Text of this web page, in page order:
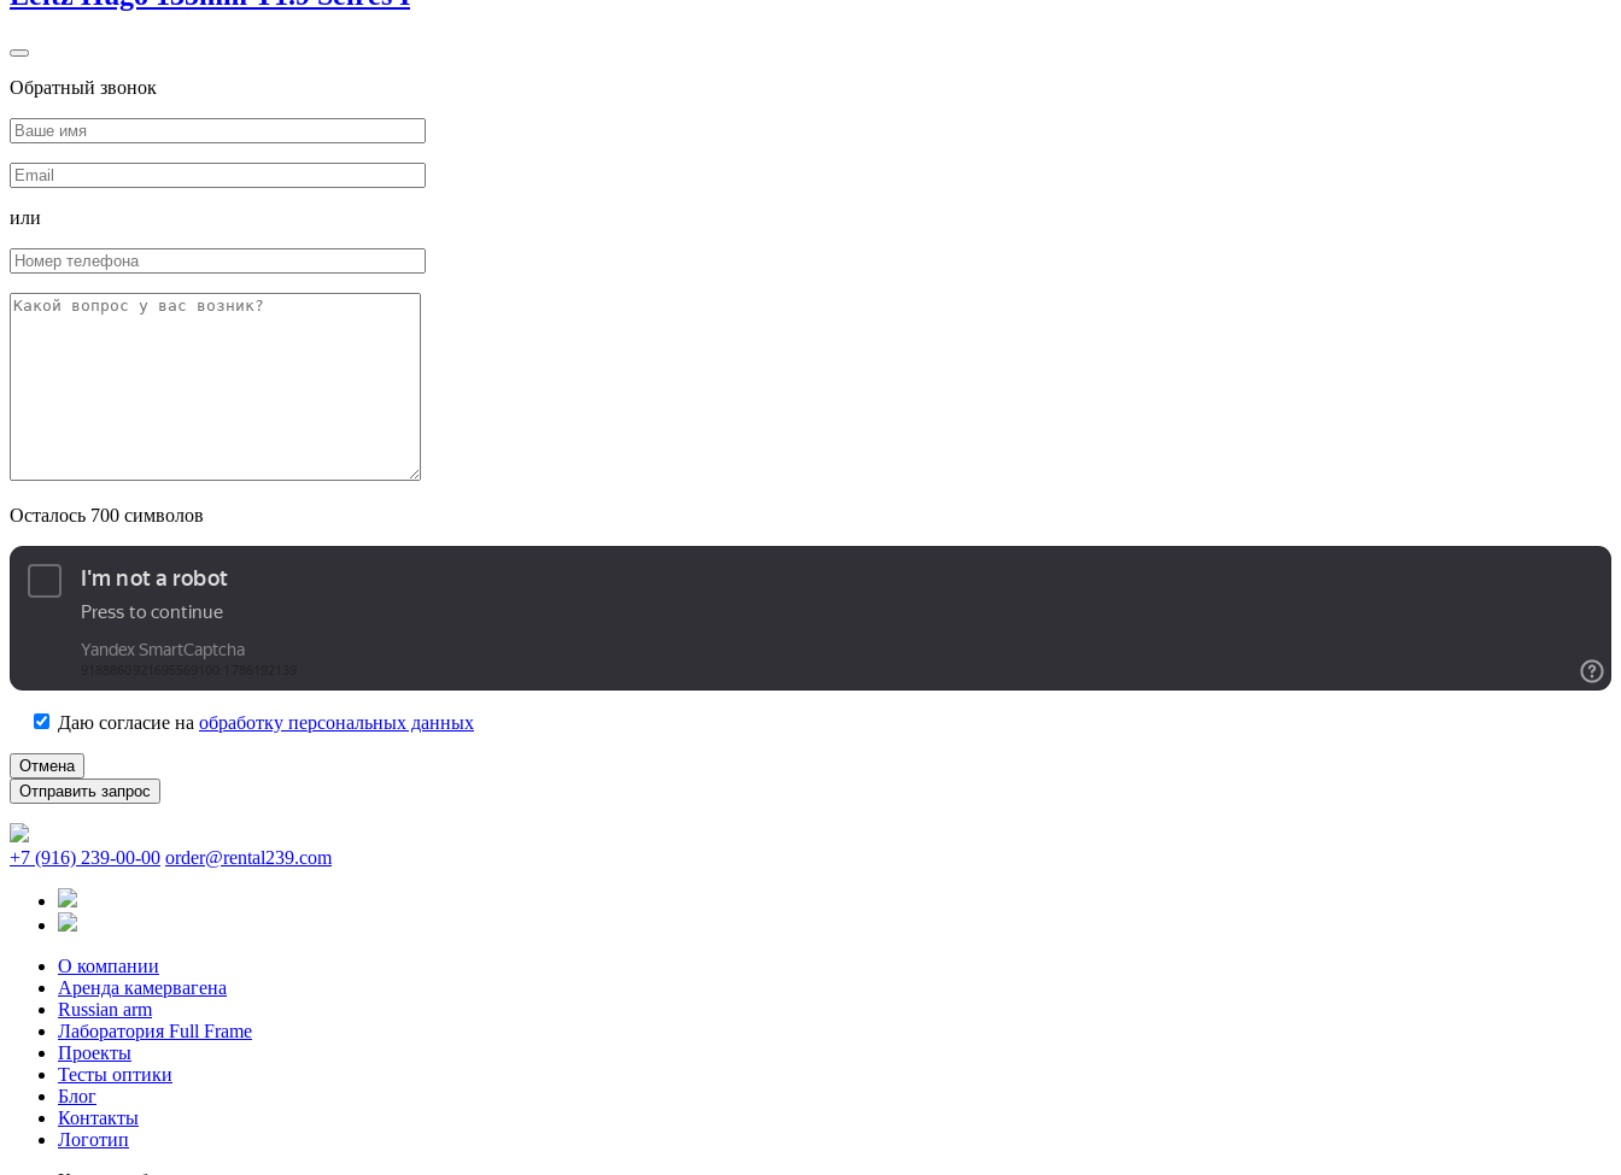
Обратный звонок
или
Осталось 700 символов
Даю согласие на обработку персональных данных
Отмена
+7 (916) 239-00-00 order@rental239.com
О компании
Аренда камервагена
Russian arm
Лаборатория Full Frame
Проекты
Тесты оптики
Блог
Контакты
Логотип